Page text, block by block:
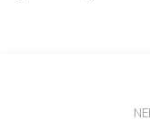
Bu